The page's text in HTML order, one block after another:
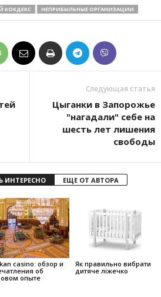
КОКДЕКС НЕПРИБЫЛЬНЫЕ ОРГАНИЗАЦИИ
Следующая статья
Цыганки в Запорожье
"нагадали" себе на
шесть лет лишения
свободы
ИНТЕРЕСНО ЕЩЕ ОТ АВТОРА
casino: обзор и
об
опыте
Як правильно вибрати
дитяче ліжечко